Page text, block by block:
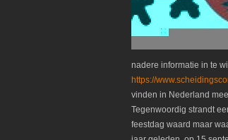
nadere informatie in te
https://
vinden in Nederland
Tegenwoordig strandt
feestdag waard maar